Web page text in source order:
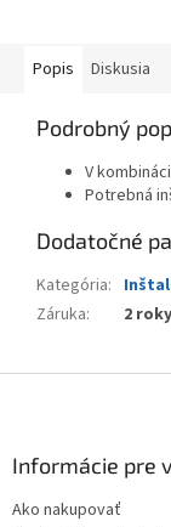
Popis Diskusia
Podrobný
V
Potrebná
Dodatočné
Kategória:
Záruka: 2 roky
Informácie pre
Ako nakupovať